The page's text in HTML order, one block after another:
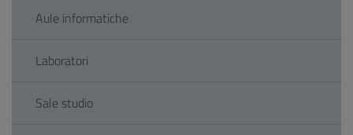
Aule informatiche
Laboratori
Sale studio